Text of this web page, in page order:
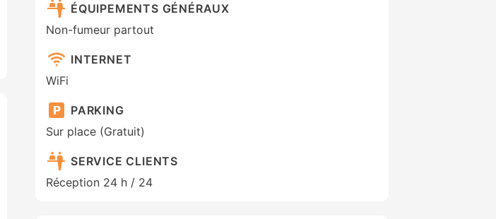
ÉQUIPEMENTS GÉNÉRAUX
Non-fumeur partout
INTERNET
WiFi
PARKING
Sur place (Gratuit)
SERVICE CLIENTS
Réception 24 h / 24